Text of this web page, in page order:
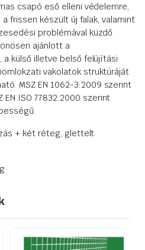
csapó eső elleni védelemre,
frissen készült új falak, valamint
problémával küzdő
ajánlott a
külső illetve belső felújítási
vakolatok struktúráját
MSZ EN 1062-3:2009 szerint
ISO 77832:2000 szerint
+ két réteg, glettelt